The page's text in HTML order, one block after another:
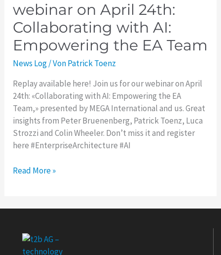
webinar on April 24th:
Collaborating with AI:
Empowering the EA Team
News Log/ VonPatrick Toenz
Replay available here! Join us for our webinar on April
24th: «Collaborating with AI: Empowering the EA
Team,» presented by MEGA International and us. Great
insights from Peter Bruenenberg, Patrick Toenz, Luca
Strozzi and Colin Wheeler. Don’t miss it and register
here #EnterpriseArchitecture #AI
webinar
April
24th:
Collaborating
with
AI:
Empowering
the
EA
Team
Read More »